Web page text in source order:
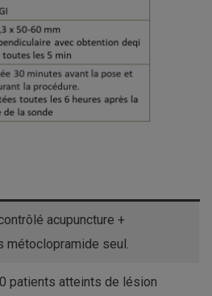
acupuncture +
seul.
patients atteints de lésion